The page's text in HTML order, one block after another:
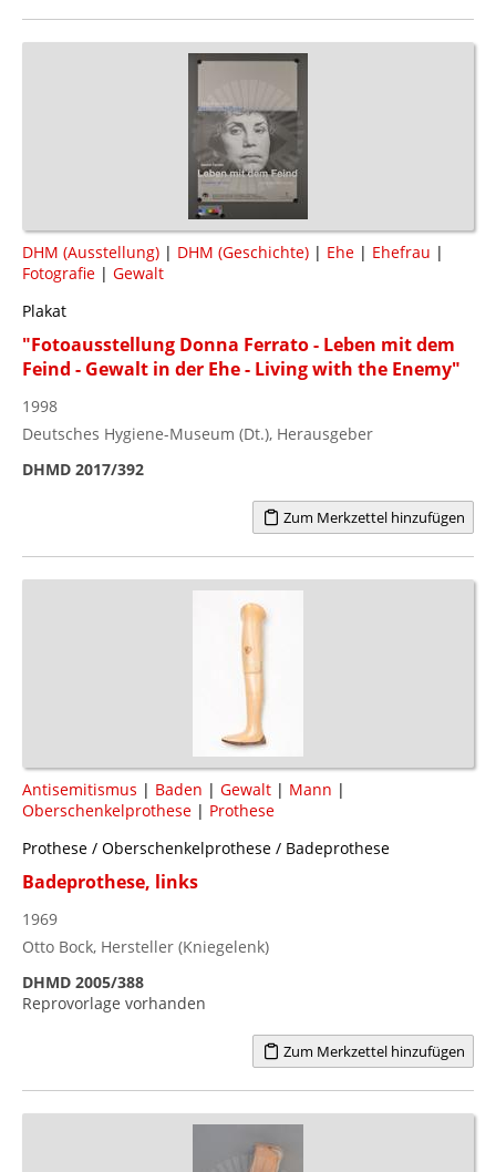
DHM (Ausstellung) | DHM (Geschichte) | Ehe | Ehefrau |
Fotografie | Gewalt
Plakat
"Fotoausstellung Donna Ferrato - Leben mit dem
Feind - Gewalt in der Ehe - Living with the Enemy"
1998
Deutsches Hygiene-Museum (Dt.), Herausgeber
DHMD 2017/392
Zum Merkzettel hinzufügen
Antisemitismus | Baden | Gewalt | Mann |
Oberschenkelprothese | Prothese
Prothese / Oberschenkelprothese / Badeprothese
Badeprothese, links
1969
Otto Bock, Hersteller (Kniegelenk)
DHMD 2005/388
Reprovorlage vorhanden
Zum Merkzettel hinzufügen